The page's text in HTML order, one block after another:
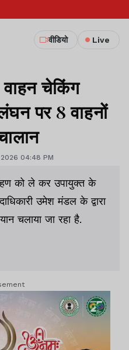
वीडियो Live
चेकिंग
पर 8 वाहनों
2026 04:48 PM
को ले कर उपायुक्‍त के
उमेश मंडल के द्वारा
चलाया जा रहा है.